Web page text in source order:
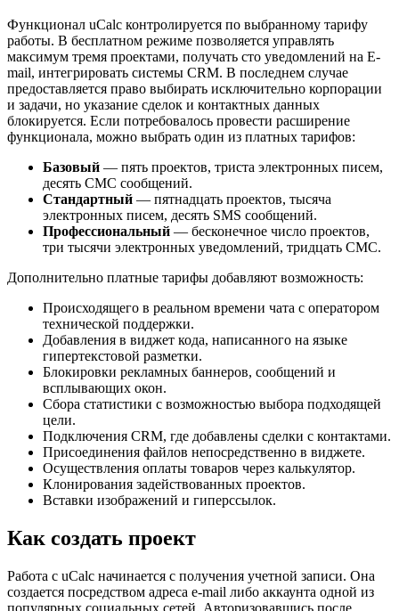
Функционал uCalc контролируется по выбранному тарифу
работы. В бесплатном режиме позволяется управлять
максимум тремя проектами, получать сто уведомлений на E-
mail, интегрировать системы CRM. В последнем случае
предоставляется право выбирать исключительно корпорации
и задачи, но указание сделок и контактных данных
блокируется. Если потребовалось провести расширение
функционала, можно выбрать один из платных тарифов:
Базовый — пять проектов, триста электронных писем,
десять СМС сообщений.
Стандартный — пятнадцать проектов, тысяча
электронных писем, десять SMS сообщений.
Профессиональный — бесконечное число проектов,
три тысячи электронных уведомлений, тридцать СМС.
Дополнительно платные тарифы добавляют возможность:
Происходящего в реальном времени чата с оператором
технической поддержки.
Добавления в виджет кода, написанного на языке
гипертекстовой разметки.
Блокировки рекламных баннеров, сообщений и
всплывающих окон.
Сбора статистики с возможностью выбора подходящей
цели.
Подключения CRM, где добавлены сделки с контактами.
Присоединения файлов непосредственно в виджете.
Осуществления оплаты товаров через калькулятор.
Клонирования задействованных проектов.
Вставки изображений и гиперссылок.
Как создать проект
Работа с uCalc начинается с получения учетной записи. Она
создается посредством адреса e-mail либо аккаунта одной из
популярных социальных сетей. Авторизовавшись после